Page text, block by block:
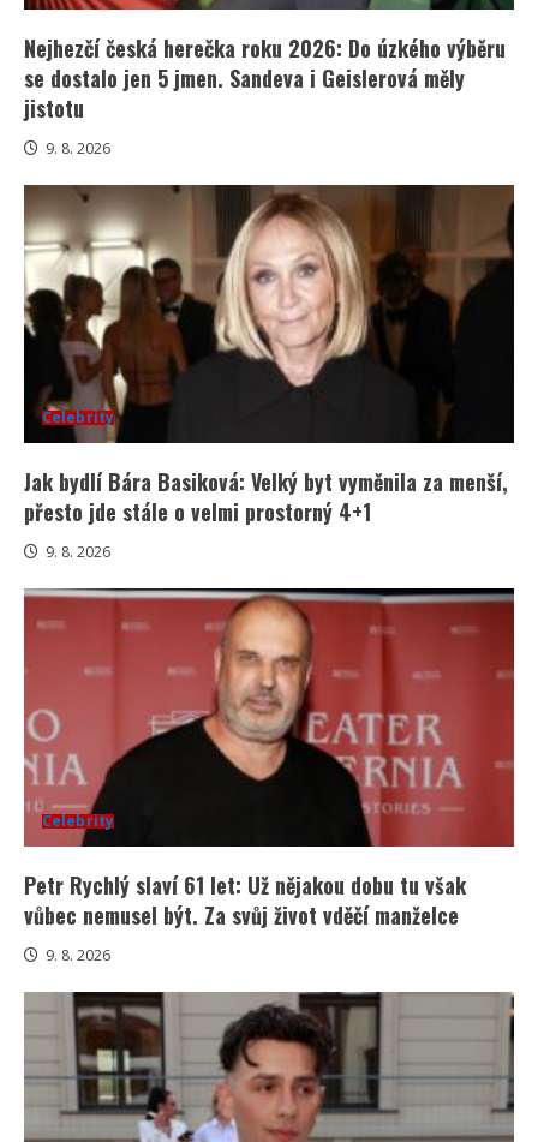
Nejhezčí česká herečka roku 2026: Do úzkého výběru
se dostalo jen 5 jmen. Sandeva i Geislerová měly
jistotu
9. 8. 2026
Celebrity
Jak bydlí Bára Basiková: Velký byt vyměnila za menší,
přesto jde stále o velmi prostorný 4+1
9. 8. 2026
Celebrity
Petr Rychlý slaví 61 let: Už nějakou dobu tu však
vůbec nemusel být. Za svůj život vděčí manželce
9. 8. 2026